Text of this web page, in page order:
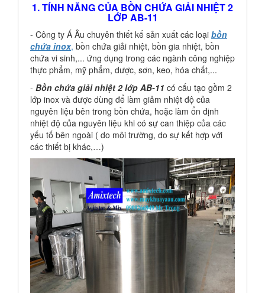
1. TÍNH NĂNG CỦA BỒN CHỨA GIẢI NHIỆT 2
LỚP AB-11
- Công ty Á Âu chuyên thiết kế sản xuất các loại bồn
chứa inox, bồn chứa giải nhiệt, bồn gia nhiệt, bồn
chứa vi sinh,... ứng dụng trong các ngành công nghiệp
thực phẩm, mỹ phẩm, dược, sơn, keo, hóa chất,...
- Bồn chứa giải nhiệt 2 lớp AB-11 có cấu tạo gồm 2
lớp inox và được dùng để làm giảm nhiệt độ của
nguyên liệu bên trong bồn chứa, hoặc làm ổn định
nhiệt độ của nguyên liệu khi có sự can thiệp của các
yếu tố bên ngoài ( do môi trường, do sự kết hợp với
các thiết bị khác,…)